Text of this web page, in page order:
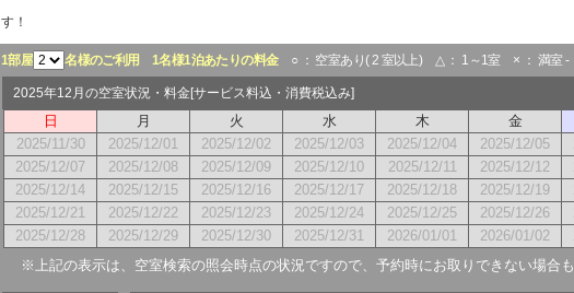
す！
1部屋 名様のご利用 1名様1泊あたりの料金○ ： 空室あり( 2 室以上) △ ： 1～1室 × ： 満室 -
2025年12月の空室状況・料金[サービス料込・消費税込み]
日 月 火 水 木 金
2025/11/30
2025/12/01 2025/12/02 2025/12/03 2025/12/04 2025/12/05
2025/12/07
2025/12/08 2025/12/09 2025/12/10 2025/12/11 2025/12/12
2025/12/14
2025/12/15 2025/12/16 2025/12/17 2025/12/18 2025/12/19
2025/12/21
2025/12/22 2025/12/23 2025/12/24 2025/12/25 2025/12/26
2025/12/28
2025/12/29 2025/12/30 2025/12/31 2026/01/01 2026/01/02
※上記の表示は、空室検索の照会時点の状況ですので、予約時にお取りできない場合も